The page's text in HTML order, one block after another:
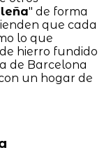
leña" de forma
que cada
lo que
hierro fundido
de Barcelona
un hogar de